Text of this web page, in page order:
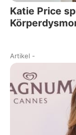
Katie Price
Artikel -